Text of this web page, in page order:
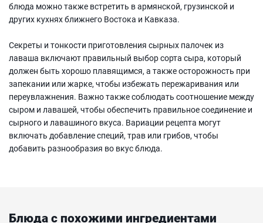
блюда можно также встретить в армянской, грузинской и
других кухнях ближнего Востока и Кавказа.
Секреты и тонкости приготовления сырных палочек из
лаваша включают правильный выбор сорта сыра, который
должен быть хорошо плавящимся, а также осторожность при
запекании или жарке, чтобы избежать пережаривания или
переувлажнения. Важно также соблюдать соотношение между
сыром и лавашей, чтобы обеспечить правильное соединение и
сырного и лавашиного вкуса. Вариации рецепта могут
включать добавление специй, трав или грибов, чтобы
добавить разнообразия во вкус блюда.
Блюда с похожими ингредиентами